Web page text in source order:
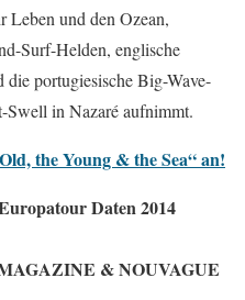
Leben und den Ozean,
Surf-Helden, englische
die portugiesische Big-Wave-
Swell in Nazaré aufnimmt.
the Young & the Sea“ an!
Daten 2014
& NOUVAGUE